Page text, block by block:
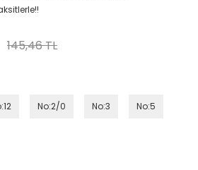
145,46 TL
No:2/0 No:3 No:5